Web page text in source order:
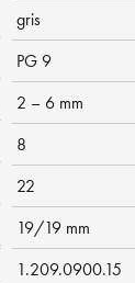
gris
PG 9
2 – 6 mm
8
22
19/19 mm
1.209.0900.15